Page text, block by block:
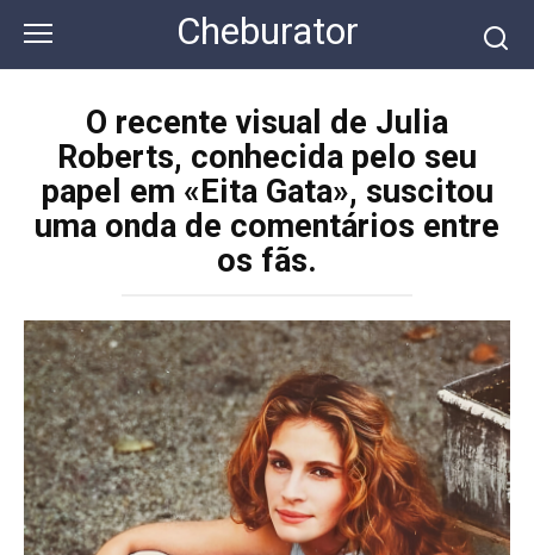
контенту
Cheburator
O recente visual de Julia
Roberts, conhecida pelo seu
papel em «Eita Gata», suscitou
uma onda de comentários entre
os fãs.